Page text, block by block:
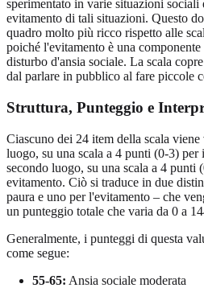
sperimentato in varie situazioni
evitamento di tali situazioni. Questo
quadro molto più ricco rispetto alle
poiché l'evitamento è una
disturbo d'ansia sociale. La scala
dal parlare in pubblico al fare piccole
Struttura, Punteggio e
Ciascuno dei 24 item della scala
luogo, su una scala a 4 punti (0-3)
secondo luogo, su una scala a 4 punti
evitamento. Ciò si traduce in due
paura e uno per l'evitamento – che
un punteggio totale che varia da 0 a
Generalmente, i punteggi di questa
come segue:
55-65: Ansia sociale moderata